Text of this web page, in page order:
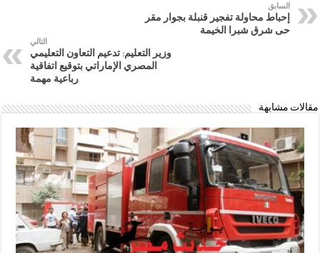
السابق
إحباط محاولة تفجير قنبلة بجوار مقر
حى شرق شبرا الخيمة
التالي
وزير التعليم: تدعيم التعاون التعليمي
المصري الإماراتي بتوقيع اتفاقية
رباعية مهمة
مقالات مشابهة